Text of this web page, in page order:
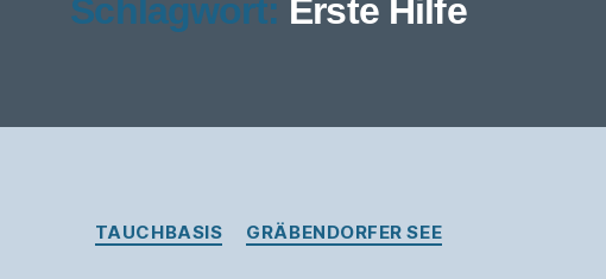
Schlagwort: Erste Hilfe
Kategorien
TAUCHBASIS GRÄBENDORFER SEE